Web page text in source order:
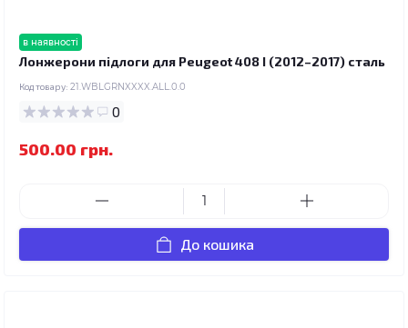
в наявності
Лонжерони підлоги для Peugeot 408 I (2012–2017) сталь
Код товару: 21.WBLGRNXXXX.ALL.0.0
0
500.00 грн.
До кошика